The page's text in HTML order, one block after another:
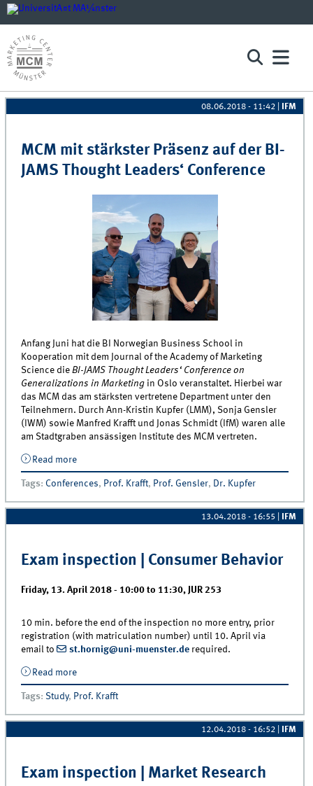
08.06.2018 - 11:42 IFM
MCM mit stärkster Präsenz auf der BI-
JAMS Thought Leaders‘ Conference
Anfang Juni hat die BI Norwegian Business School in
Kooperation mit dem Journal of the Academy of Marketing
Science dieBI-JAMS Thought Leaders‘ Conference on
Generalizations in Marketing in Oslo veranstaltet. Hierbei war
das MCM das am stärksten vertretene Department unter den
Teilnehmern. Durch Ann-Kristin Kupfer (LMM), Sonja Gensler
(IWM) sowie Manfred Krafft und Jonas Schmidt (IfM) waren alle
am Stadtgraben ansässigen Institute des MCM vertreten.
Read moreabout MCM mit stärkster Präsenz auf der BI-JAMS
Thought Leaders‘ Conference
Tags: Conferences, Prof. Krafft, Prof. Gensler, Dr. Kupfer
13.04.2018 - 16:55 IFM
Exam inspection | Consumer Behavior
Friday, 13. April 2018 - 10:00 to 11:30, JUR 253
10 min. before the end of the inspection no more entry, prior
registration (with matriculation number) until 10. April via
email to
st.hornig@uni-muenster.derequired.
Read moreabout Exam inspection | Consumer Behavior
Tags: Study, Prof. Krafft
12.04.2018 - 16:52 IFM
Exam inspection | Market Research
Pages